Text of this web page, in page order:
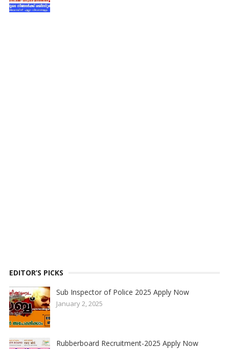
EDITOR’S PICKS
Sub Inspector of Police 2025 Apply Now
January 2, 2025
Rubberboard Recruitment-2025 Apply Now